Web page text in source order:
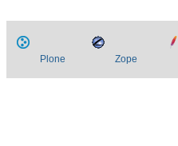
Plone Zope